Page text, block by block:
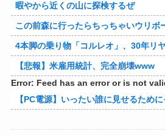
暇やから近くの山に探検するぜ
この前森に行ったらちっちゃいウリボ
4本脚の乗り物「コルレオ」、30年リヤド万博で披
【悲報】米雇用統計、完全崩壊www
Error: Feed has an error or is not
【PC電源】いったい誰に見せるためにそ